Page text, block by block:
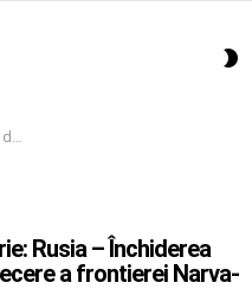
Rusia – Închiderea
a frontierei Narva-